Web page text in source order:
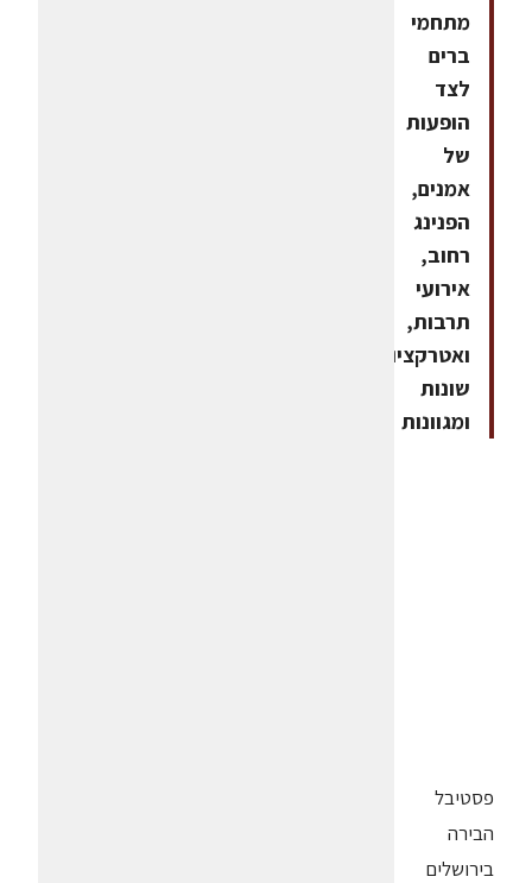
מתחמי
ברים
לצד
הופעות
של
אמנים,
הפנינג
רחוב,
אירועי
תרבות,
ואטרקציות
שונות
ומגוונות
פסטיבל
הבירה
בירושלים